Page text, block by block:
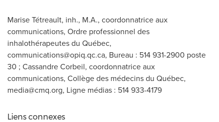
Marise Tétreault, inh., M.A., coordonnatrice aux
communications, Ordre professionnel des
inhalothérapeutes du Québec,
communications@opiq.qc.ca, Bureau : 514 931-2900 poste
30 ; Cassandre Corbeil, coordonnatrice aux
communications, Collège des médecins du Québec,
media@cmq.org, Ligne médias : 514 933-4179
Liens connexes